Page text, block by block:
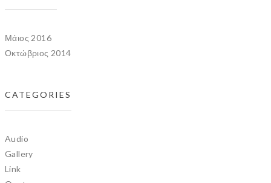
Μάιος 2016
Οκτώβριος 2014
CATEGORIES
Audio
Gallery
Link